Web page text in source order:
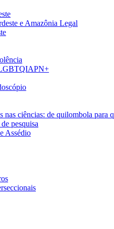
e Amazônia Legal
nas ciências: de quilombola para
pesquisa
Assédio